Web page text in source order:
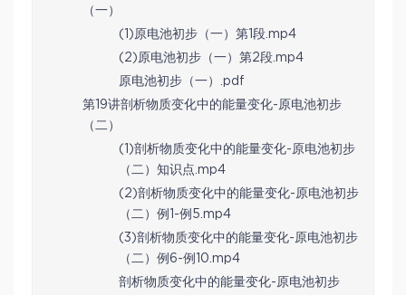
（一）
(1)原电池初步（一）第1段.mp4
(2)原电池初步（一）第2段.mp4
原电池初步（一）.pdf
第19讲剖析物质变化中的能量变化-原电池初步
（二）
(1)剖析物质变化中的能量变化-原电池初步
（二）知识点.mp4
(2)剖析物质变化中的能量变化-原电池初步
（二）例1-例5.mp4
(3)剖析物质变化中的能量变化-原电池初步
（二）例6-例10.mp4
剖析物质变化中的能量变化-原电池初步